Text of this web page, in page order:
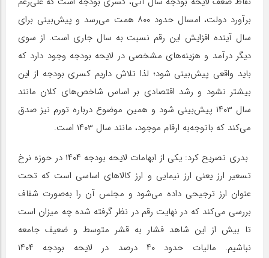
برآورد دولت، امسال حدود ۸۰۰ همت می‌رسد و پیش‌بینی برای
سال آینده افزایش این رقم نسبت به سال جاری است. از سوی
دیگر درآمد و هزینه‌های مشخصی در لایحه بودجه وجود دارد که
باید واقعی پیش‌بینی شود؛ لذا تلاش داریم کسری بودجه از این
بیشتر نشود و رشد اقتصادی بر اساس شاخص‌های کلان مانند
سال ۱۴۰۳ پیش‌بینی شود و همین موضوع درباره تورم نیز صدق
می‌کند که باتوجه‌به ارقام موجود، مانند سال ۱۴۰۳ است.
بدری تصریح کرد: یکی از ابهامات لایحه بودجه ۱۴۰۴ در حوزه نرخ
تسعیر ارز یعنی ارز نیمایی و ارز کالاهای اساسی است که تحت
عنوان ارز ترجیحی داده می‌شود و مجلس آن را به‌صورت شفاف
بررسی می‌کند که در نهایت رقم در نظر گرفته شده چه میزان است
تا بیش از این شاهد فشار به قشر متوسط و ضعیف جامعه
نباشیم. مالیات حدود ۴۰ درصد در لایحه بودجه ۱۴۰۴